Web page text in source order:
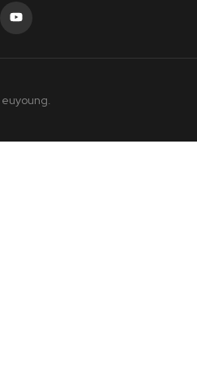
euyoung.